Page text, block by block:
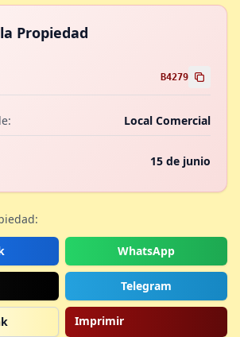
Propiedad
B4279
Local Comercial
15 de junio
WhatsApp
Telegram
Imprimir